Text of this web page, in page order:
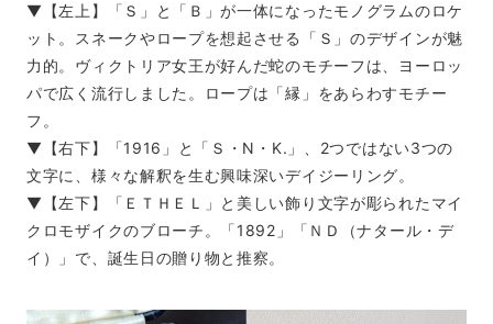
▼【左上】「Ｓ」と「Ｂ」が一体になったモノグラムのロケ
ット。スネークやロープを想起させる「Ｓ」のデザインが魅
力的。ヴィクトリア女王が好んだ蛇のモチーフは、ヨーロッ
パで広く流行しました。ロープは「縁」をあらわすモチー
フ。
▼【右下】「1916」と「Ｓ・N・K.」、2つではない3つの
文字に、様々な解釈を生む興味深いデイジーリング。
▼【左下】「ＥＴＨＥＬ」と美しい飾り文字が彫られたマイ
クロモザイクのブローチ。「1892」「ＮＤ（ナタール・デ
イ）」で、誕生日の贈り物と推察。